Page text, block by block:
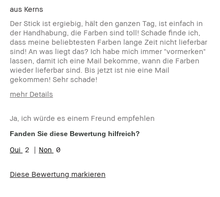
aus Kerns
Der Stick ist ergiebig, hält den ganzen Tag, ist einfach in
der Handhabung, die Farben sind toll! Schade finde ich,
dass meine beliebtesten Farben lange Zeit nicht lieferbar
sind! An was liegt das? Ich habe mich immer "vormerken"
lassen, damit ich eine Mail bekomme, wann die Farben
wieder lieferbar sind. Bis jetzt ist nie eine Mail
gekommen! Sehr schade!
mehr Details
Hauttyp
Trocken
Hautton
Hell - Mittel
Ja, ich würde es einem Freund empfehlen
Fanden Sie diese Bewertung hilfreich?
2 0
Diese Bewertung markieren